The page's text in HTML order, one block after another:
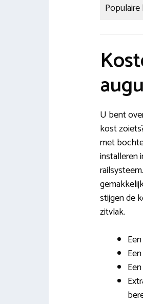
U bent
kost
met
installeren
stijgen de
zitvlak.